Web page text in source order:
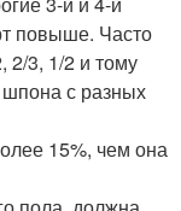
повыше. Часто
2/3, 1/2 и тому
шпона с разных
15%, чем она